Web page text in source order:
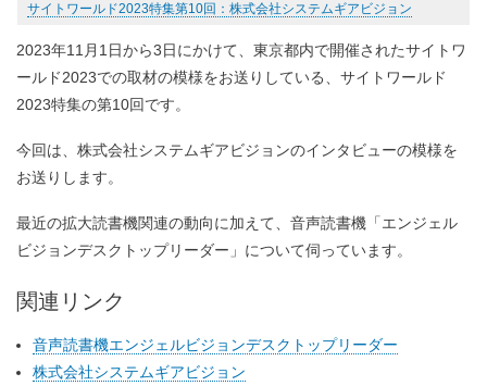
サイトワールド2023特集第10回：株式会社システムギアビジョン
2023年11月1日から3日にかけて、東京都内で開催されたサイトワ
ールド2023での取材の模様をお送りしている、サイトワールド
2023特集の第10回です。
今回は、株式会社システムギアビジョンのインタビューの模様を
お送りします。
最近の拡大読書機関連の動向に加えて、音声読書機「エンジェル
ビジョンデスクトップリーダー」について伺っています。
関連リンク
音声読書機エンジェルビジョンデスクトップリーダー
株式会社システムギアビジョン